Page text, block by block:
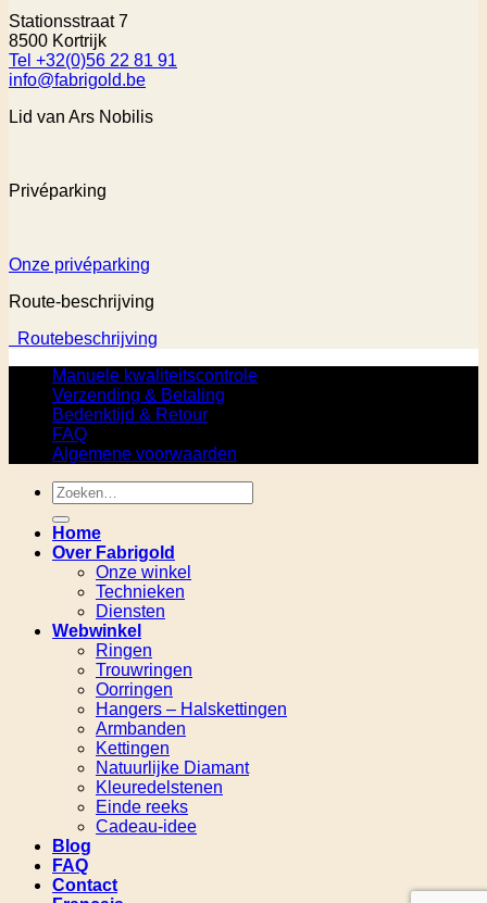
Stationsstraat 7
8500 Kortrijk
Tel +32(0)56 22 81 91
info@fabrigold.be
Lid van Ars Nobilis
Privéparking
Onze privéparking
Route-beschrijving
Routebeschrijving
Manuele kwaliteitscontrole
Verzending & Betaling
Bedenktijd & Retour
FAQ
Algemene voorwaarden
Zoeken
naar:
Home
Over Fabrigold
Onze winkel
Technieken
Diensten
Webwinkel
Ringen
Trouwringen
Oorringen
Hangers – Halskettingen
Armbanden
Kettingen
Natuurlijke Diamant
Kleuredelstenen
Einde reeks
Cadeau-idee
Blog
FAQ
Contact